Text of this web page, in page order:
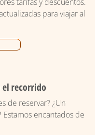
para viajar al
el recorrido
de reservar? ¿Un
encantados de